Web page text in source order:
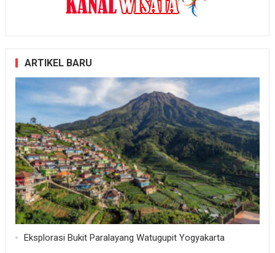
ARTIKEL BARU
Eksplorasi Bukit Paralayang Watugupit Yogyakarta